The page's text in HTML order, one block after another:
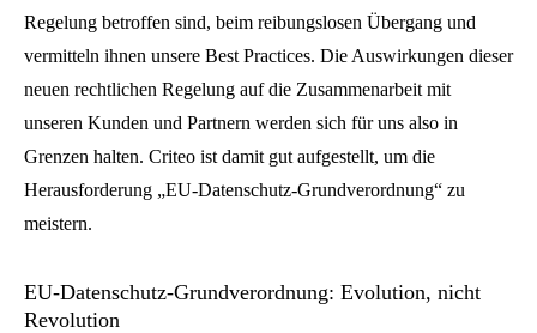
Regelung betroffen sind, beim reibungslosen Übergang und
vermitteln ihnen unsere Best Practices. Die Auswirkungen dieser
neuen rechtlichen Regelung auf die Zusammenarbeit mit
unseren Kunden und Partnern werden sich für uns also in
Grenzen halten. Criteo ist damit gut aufgestellt, um die
Herausforderung „EU-Datenschutz-Grundverordnung“ zu
meistern.
EU-Datenschutz-Grundverordnung: Evolution, nicht
Revolution